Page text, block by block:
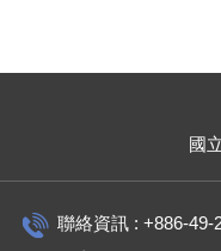
國
聯絡資訊 : +886-49-